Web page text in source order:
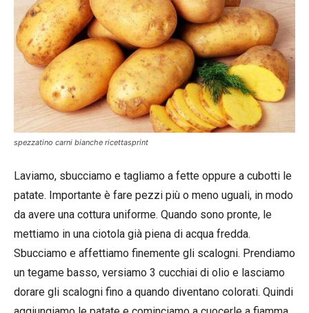
spezzatino carni bianche ricettasprint
Laviamo, sbucciamo e tagliamo a fette oppure a cubotti le
patate. Importante è fare pezzi più o meno uguali, in modo
da avere una cottura uniforme. Quando sono pronte, le
mettiamo in una ciotola già piena di acqua fredda.
Sbucciamo e affettiamo finemente gli scalogni. Prendiamo
un tegame basso, versiamo 3 cucchiai di olio e lasciamo
dorare gli scalogni fino a quando diventano colorati. Quindi